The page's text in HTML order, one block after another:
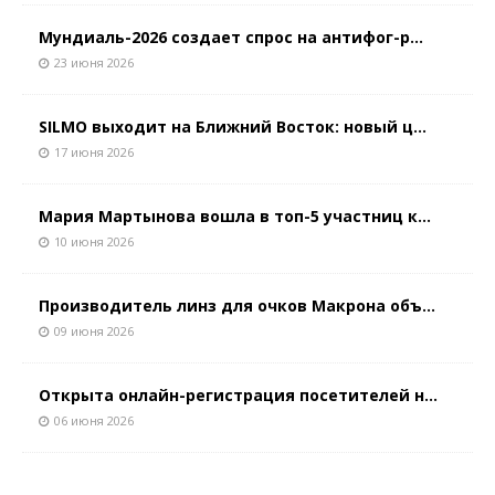
Мундиаль-2026 создает спрос на антифог-р...
23 июня 2026
SILMO выходит на Ближний Восток: новый ц...
17 июня 2026
Мария Мартынова вошла в топ-5 участниц к...
10 июня 2026
Производитель линз для очков Макрона объ...
09 июня 2026
Открыта онлайн-регистрация посетителей н...
06 июня 2026